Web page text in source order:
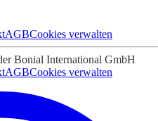
AGBCookies verwalten
Bonial International GmbH
AGBCookies verwalten